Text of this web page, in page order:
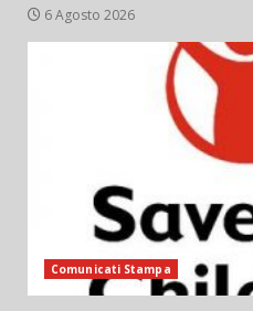
6 Agosto 2026
Comunicati Stampa